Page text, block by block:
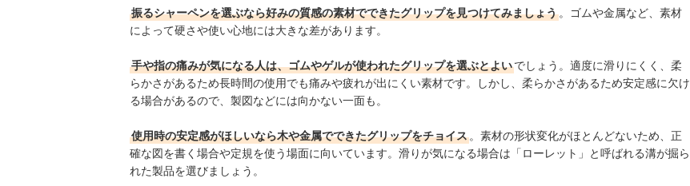
振るシャーペンを選ぶなら好みの質感の素材でできたグリップを見つけてみましょう 。ゴムや金属など、素材
によって硬さや使い心地には大きな差があります。
手や指の痛みが気になる人は、ゴムやゲルが使われたグリップを選ぶとよいでしょう。適度に滑りにくく、柔
らかさがあるため長時間の使用でも痛みや疲れが出にくい素材です。しかし、柔らかさがあるため安定感に欠け
る場合があるので、製図などには向かない一面も。
使用時の安定感がほしいなら木や金属でできたグリップをチョイス 。素材の形状変化がほとんどないため、正
確な図を書く場合や定規を使う場面に向いています。滑りが気になる場合は「ローレット」と呼ばれる溝が掘ら
れた製品を選びましょう。